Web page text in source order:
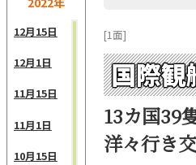
12月15日
12月1日
11月15日
11月1日
10月15日
[1面]
国際
13カ国39
洋々行き